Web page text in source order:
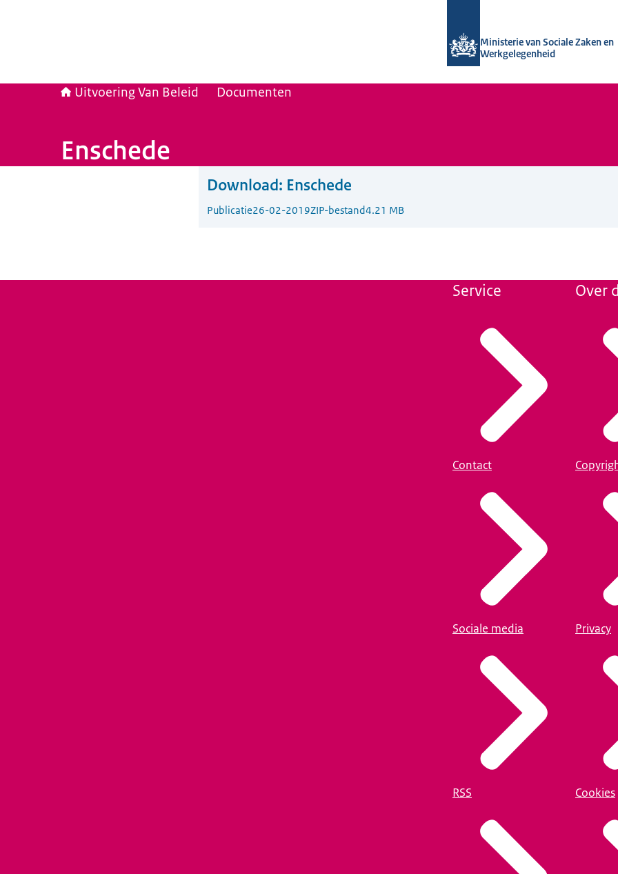
Ministerie van Sociale Zaken en
Werkgelegenheid
Uitvoering Van Beleid Documenten
Enschede
Download: Enschede
Publicatie26-02-2019ZIP-bestand4.21 MB
Service
Contact
Sociale media
RSS
Over
Privacy
Cookies